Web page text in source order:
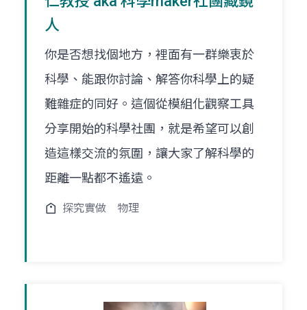
人
你是否想找個地方，裡面有一群樂衷於
科學、能跟你討論、解答你科學上的疑
難雜症的同好。這個從模組化觀察工具
分享開始的科學社團，就是希望可以創
造這樣交流的氛圍，讓大家了解科學的
距離一點都不遙遠。
探究實做 物理